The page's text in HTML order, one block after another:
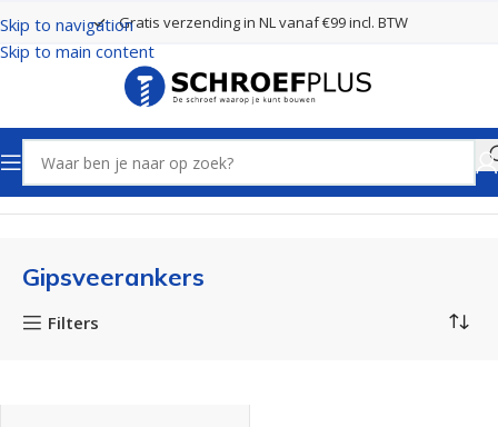
Skip to navigation
Skip to main content
Gratis verzending in NL vanaf €99 incl. BTW
Home Bevestigingsmaterialen Gipsveerankers
Gipsveerankers
Filters